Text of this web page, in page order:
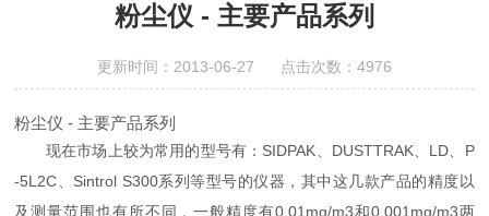
粉尘仪 - 主要产品系列
更新时间：2013-06-27 点击次数：4976
粉尘仪 - 主要产品系列
现在市场上较为常用的型号有：SIDPAK、DUSTTRAK、LD、P
-5L2C、Sintrol S300系列等型号的仪器，其中这几款产品的精度以
及测量范围也有所不同，一般精度有0.01mg/m3和0.001mg/m3两